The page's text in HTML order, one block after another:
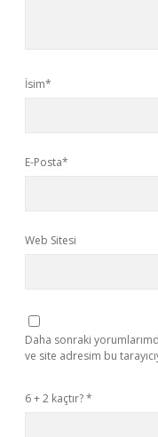
İsim*
E-Posta*
Web Sitesi
Daha sonraki
ve site adresim bu
6 + 2 kaçtır?*